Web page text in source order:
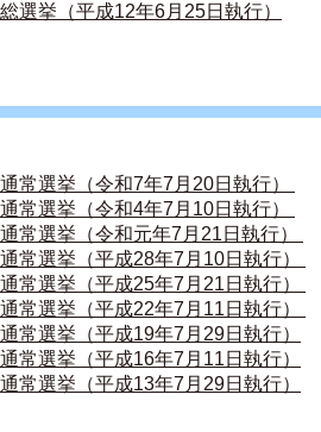
選挙（平成12年6月25日執行）
常選挙（令和7年7月20日執行）
常選挙（令和4年7月10日執行）
常選挙（令和元年7月21日執行）
常選挙（平成28年7月10日執行）
常選挙（平成25年7月21日執行）
常選挙（平成22年7月11日執行）
常選挙（平成19年7月29日執行）
常選挙（平成16年7月11日執行）
常選挙（平成13年7月29日執行）